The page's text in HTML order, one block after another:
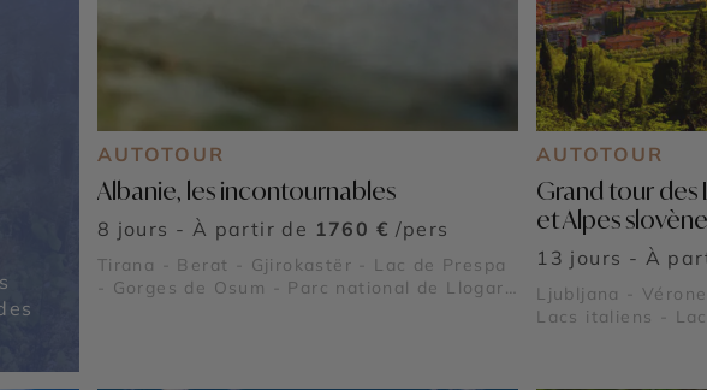
AUTOTOUR
Albanie, les incontournables
8 jours - À partir de 1760 € /pers
Tirana - Berat - Gjirokastër - Lac de Prespa
- Gorges de Osum - Parc national de Llogara
AUTOTOUR
Grand tour des
et Alpes
13 jours - À
Ljubljana -
Lacs italiens -